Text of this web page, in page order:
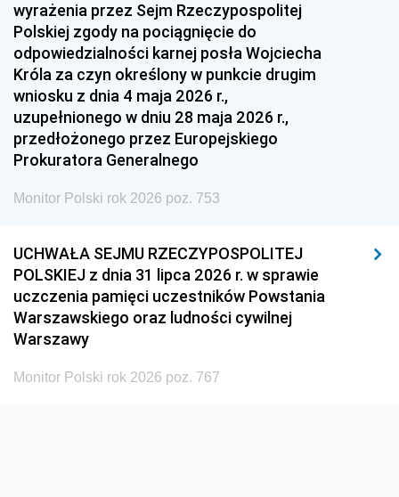
1951 1950 1949
1948 1947
1939 1938 1937
1936 1930
wyrażenia przez Sejm Rzeczypospolitej
Polskiej zgody na pociągnięcie do
odpowiedzialności karnej posła Wojciecha
Króla za czyn określony w punkcie drugim
wniosku z dnia 4 maja 2026 r.,
uzupełnionego w dniu 28 maja 2026 r.,
przedłożonego przez Europejskiego
Prokuratora Generalnego
Monitor Polski rok 2026 poz. 753
UCHWAŁA SEJMU RZECZYPOSPOLITEJ
POLSKIEJ z dnia 31 lipca 2026 r. w sprawie
uczczenia pamięci uczestników Powstania
Warszawskiego oraz ludności cywilnej
Warszawy
Monitor Polski rok 2026 poz. 767